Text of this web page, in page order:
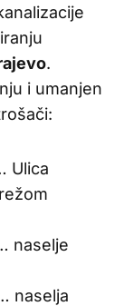
.
i umanjen
Ulica
naselje
naselja